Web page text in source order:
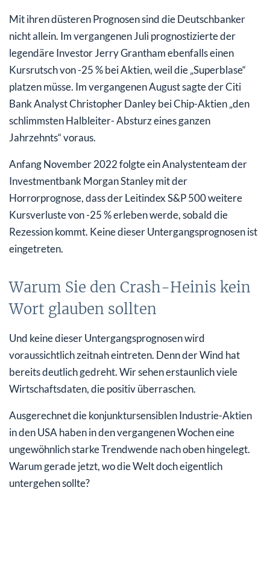
Mit ihren düsteren Prognosen sind die Deutschbanker
nicht allein. Im vergangenen Juli prognostizierte der
legendäre Investor Jerry Grantham ebenfalls einen
Kursrutsch von -25 % bei Aktien, weil die „Superblase“
platzen müsse. Im vergangenen August sagte der Citi
Bank Analyst Christopher Danley bei Chip-Aktien „den
schlimmsten Halbleiter- Absturz eines ganzen
Jahrzehnts“ voraus.
Anfang November 2022 folgte ein Analystenteam der
Investmentbank Morgan Stanley mit der
Horrorprognose, dass der Leitindex S&P 500 weitere
Kursverluste von -25 % erleben werde, sobald die
Rezession kommt. Keine dieser Untergangsprognosen ist
eingetreten.
Warum Sie den Crash-Heinis kein
Wort glauben sollten
Und keine dieser Untergangsprognosen wird
voraussichtlich zeitnah eintreten. Denn der Wind hat
bereits deutlich gedreht. Wir sehen erstaunlich viele
Wirtschaftsdaten, die positiv überraschen.
Ausgerechnet die konjunktursensiblen Industrie-Aktien
in den USA haben in den vergangenen Wochen eine
ungewöhnlich starke Trendwende nach oben hingelegt.
Warum gerade jetzt, wo die Welt doch eigentlich
untergehen sollte?